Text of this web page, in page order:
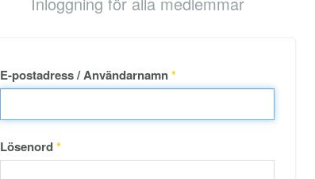
E-postadress / Användarnamn*
Lösenord*